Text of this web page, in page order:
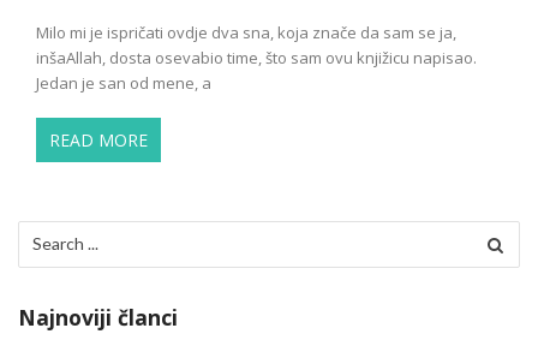
Milo mi je ispričati ovdje dva sna, koja znače da sam se ja,
inšaAllah, dosta osevabio time, što sam ovu knjižicu napisao.
Jedan je san od mene, a
READ MORE
for:
Najnoviji članci